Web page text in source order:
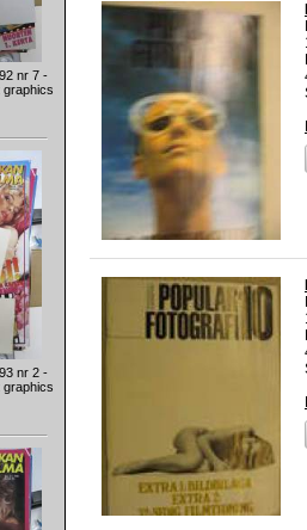
nr 7 -
graphics
nr 2 -
graphics